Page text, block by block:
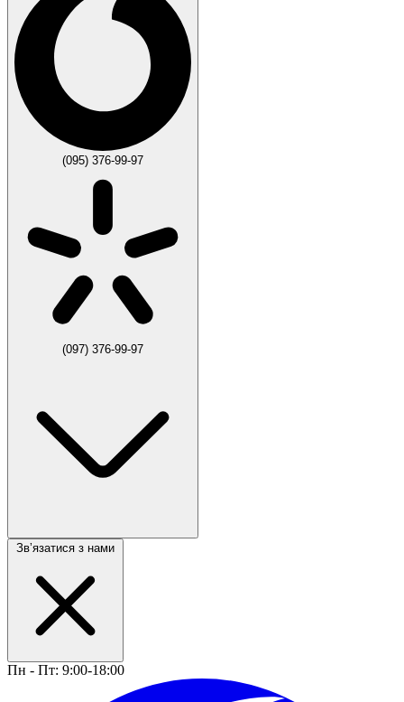
(095) 376-99-97
(097) 376-99-97
Звʼязатися з нами
Пн - Пт: 9:00-18:00